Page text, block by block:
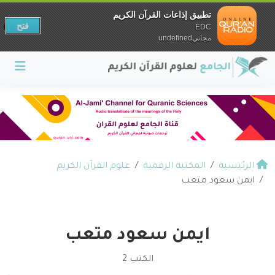
الرئيسية المكتبة الرقمية
علوم القرآن الكريم
ايمن سعود متعب
ايمن سعود متعب
الكتب 2
تطبيق إذاعات القرآن الكريم
EDC
مجانيundefined
فتح